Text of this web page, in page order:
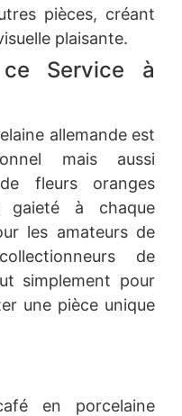
pièces, créant
plaisante.
ce Service à
allemande est
mais aussi
fleurs oranges
à chaque
les amateurs de
de
simplement pour
une pièce unique
en porcelaine